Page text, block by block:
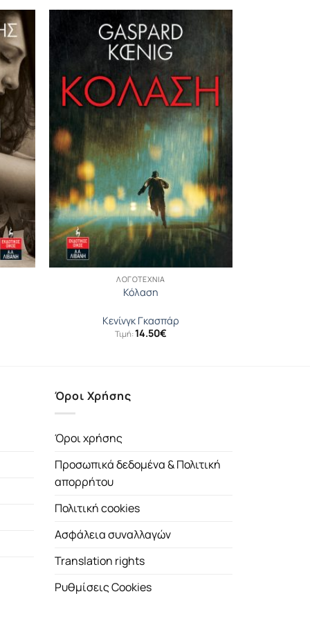
ΛΟΓΟΤΕΧΝΊΑ
Κόλαση
Κενίνγκ Γκασπάρ
Τιμή:14.50€
Όροι Χρήσης
Όροι χρήσης
Προσωπικά δεδομένα & Πολιτική
απορρήτου
Πολιτική cookies
Ασφάλεια συναλλαγών
Translation rights
Ρυθμίσεις Cookies